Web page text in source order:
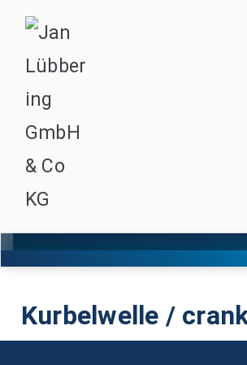
Kurbelwelle /